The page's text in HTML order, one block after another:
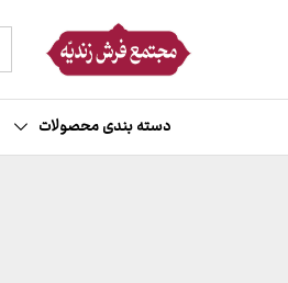
دسته بندی محصولات